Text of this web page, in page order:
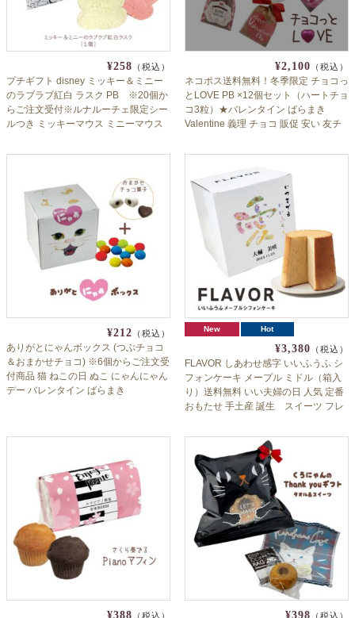
¥258 （税込）
プチギフト disney ミッキー＆ミニー
のラブラブ紅白 ラスク PB ※20個か
らご注文受付※ルナルーチェ限定シー
ルつき ミッキーマウス ミニーマウス
休 産休 挨拶ブライダル ディズニー
¥2,100 （税込）
ネコポス送料無料！冬季限定 チョコっ
とLOVE PB ×12個セット（ハートチョ
コ3粒）★バレンタイン ばらまき
Valentine 義理 チョコ 販促 安い 友チ
¥212 （税込）
ありがとにゃんボックス (つぶチョコ
＆おまかせチョコ) ※6個からご注文受
付商品 猫 ねこの日 ぬこ にゃんにゃん
デー バレンタイン ばらまき
New Hot
¥3,380 （税込）
FLAVOR しあわせ感字 いいふうふ シ
フォンケーキ メープル ミドル（箱入
り）送料無料 いい夫婦の日 人気 定番
おもたせ 手土産 誕生 スイーツ フレ
¥388 （税込） ¥398 （税込）